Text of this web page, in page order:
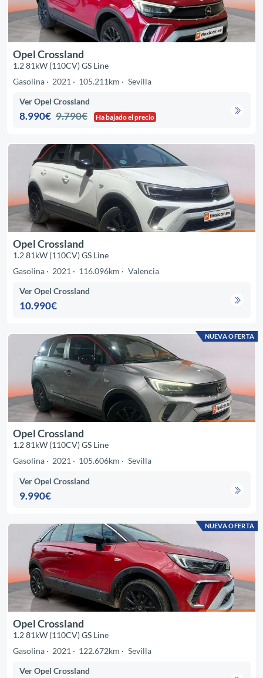
Opel Crossland
1.2 81kW (110CV) GS Line
Gasolina
2021 105.211km Sevilla
Ver Opel Crossland
8.990€ 9.790€ Ha bajado el precio
Opel Crossland
1.2 81kW (110CV) GS Line
Gasolina
2021 116.096km Valencia
Ver Opel Crossland
10.990€
NUEVA OFERTA
Opel Crossland
1.2 81kW (110CV) GS Line
Gasolina
2021 105.606km Sevilla
Ver Opel Crossland
9.990€
NUEVA OFERTA
Opel Crossland
1.2 81kW (110CV) GS Line
Gasolina
2021 122.672km Sevilla
Ver Opel Crossland